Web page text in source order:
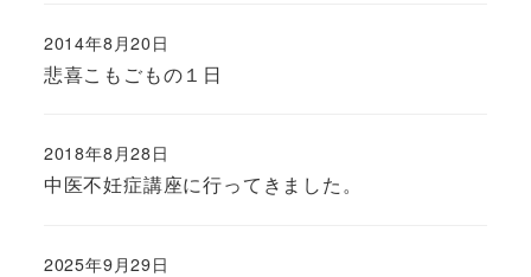
悲喜こもごもの１日
2014年8月20日
中医不妊症講座に行ってきました。
2018年8月28日
2025年9月29日